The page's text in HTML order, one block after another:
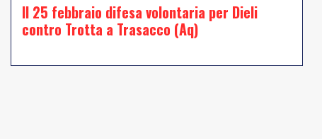
Il 25 febbraio difesa volontaria per Dieli
contro Trotta a Trasacco (Aq)